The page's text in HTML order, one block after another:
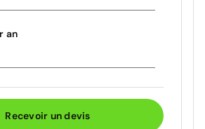
an
Recevoir un devis